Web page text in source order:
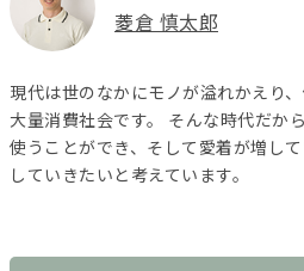
菱倉 慎太郎
現代は世のなかにモノが溢れかえり
大量消費社会です。 そんな時代だか
使うことができ、そして愛着が増し
していきたいと考えています。